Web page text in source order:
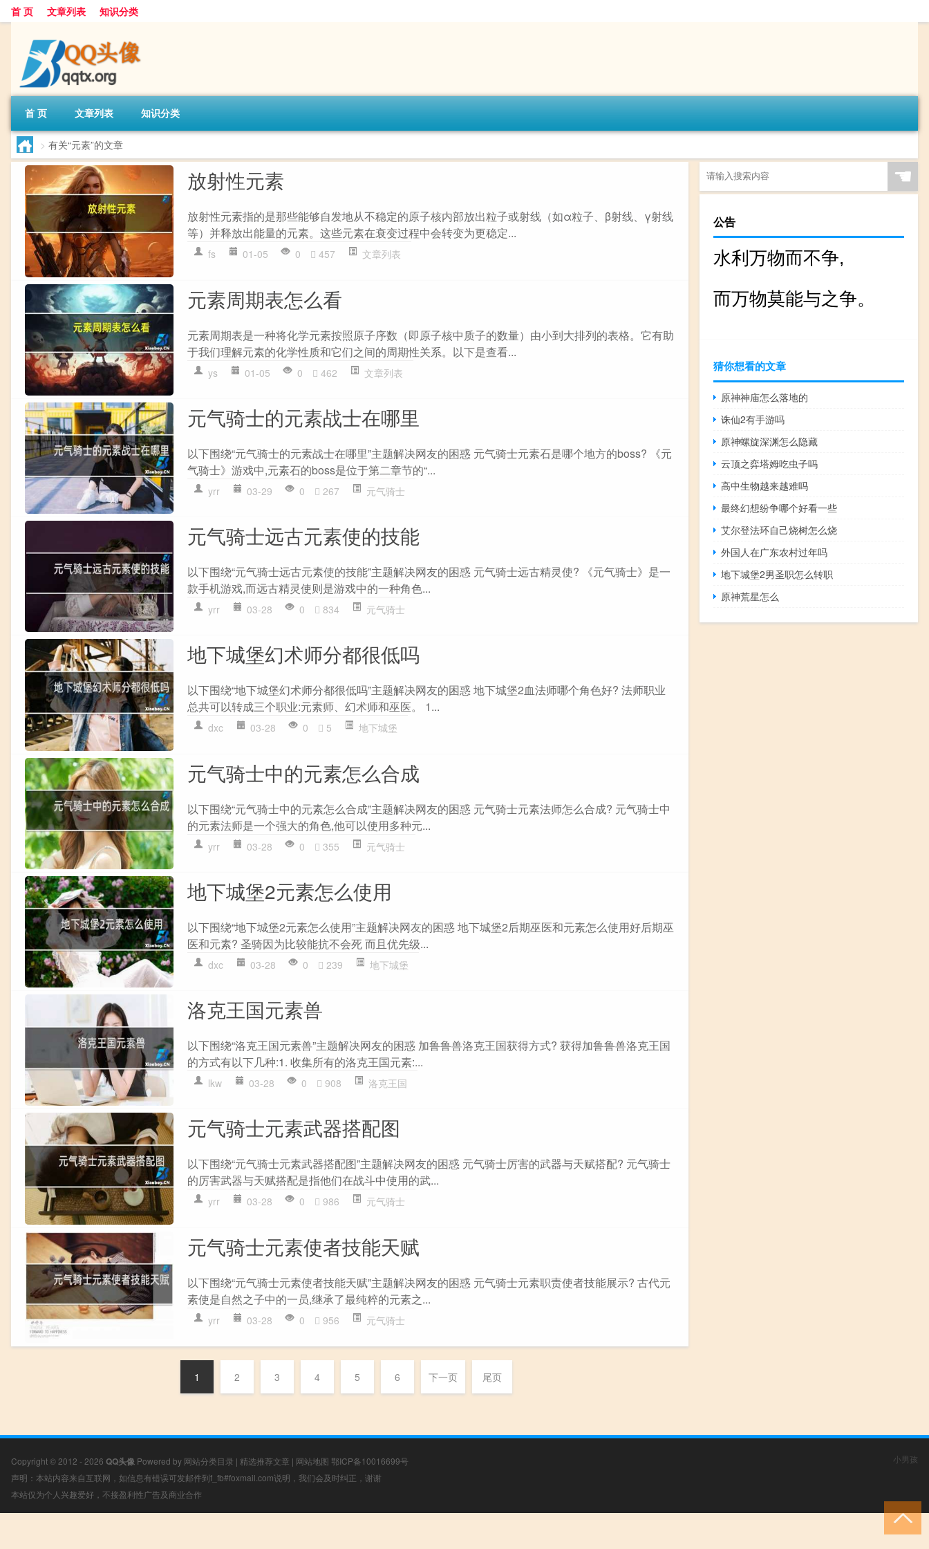
首 页 文章列表 知识分类
首 页 文章列表 知识分类
> 有关“元素”的文章
放射性元素
放射性元素指的是那些能够自发地从不稳定的原子核内部放出粒子或射线（如α粒子、β射线、γ射线
等）并释放出能量的元素。这些元素在衰变过程中会转变为更稳定...
fs 01-05 0 457 文章列表
元素周期表怎么看
元素周期表是一种将化学元素按照原子序数（即原子核中质子的数量）由小到大排列的表格。它有助
于我们理解元素的化学性质和它们之间的周期性关系。以下是查看...
ys 01-05 0 462 文章列表
元气骑士的元素战士在哪里
以下围绕“元气骑士的元素战士在哪里”主题解决网友的困惑 元气骑士元素石是哪个地方的boss? 《元
气骑士》游戏中,元素石的boss是位于第二章节的“...
yrr 03-29 0 267 元气骑士
元气骑士远古元素使的技能
以下围绕“元气骑士远古元素使的技能”主题解决网友的困惑 元气骑士远古精灵使? 《元气骑士》是一
款手机游戏,而远古精灵使则是游戏中的一种角色...
yrr 03-28 0 834 元气骑士
地下城堡幻术师分都很低吗
以下围绕“地下城堡幻术师分都很低吗”主题解决网友的困惑 地下城堡2血法师哪个角色好? 法师职业
总共可以转成三个职业:元素师、幻术师和巫医。 1...
dxc 03-28 0 5 地下城堡
元气骑士中的元素怎么合成
以下围绕“元气骑士中的元素怎么合成”主题解决网友的困惑 元气骑士元素法师怎么合成? 元气骑士中
的元素法师是一个强大的角色,他可以使用多种元...
yrr 03-28 0 355 元气骑士
地下城堡2元素怎么使用
以下围绕“地下城堡2元素怎么使用”主题解决网友的困惑 地下城堡2后期巫医和元素怎么使用好后期巫
医和元素? 圣骑因为比较能抗不会死 而且优先级...
dxc 03-28 0 239 地下城堡
洛克王国元素兽
以下围绕“洛克王国元素兽”主题解决网友的困惑 加鲁鲁兽洛克王国获得方式? 获得加鲁鲁兽洛克王国
的方式有以下几种:1. 收集所有的洛克王国元素:...
lkw 03-28 0 908 洛克王国
元气骑士元素武器搭配图
以下围绕“元气骑士元素武器搭配图”主题解决网友的困惑 元气骑士厉害的武器与天赋搭配? 元气骑士
的厉害武器与天赋搭配是指他们在战斗中使用的武...
yrr 03-28 0 986 元气骑士
元气骑士元素使者技能天赋
以下围绕“元气骑士元素使者技能天赋”主题解决网友的困惑 元气骑士元素职责使者技能展示? 古代元
素使是自然之子中的一员,继承了最纯粹的元素之...
yrr 03-28 0 956 元气骑士
1 2 3 4 5 6 下一页 尾页
☚
公告
水利万物而不争,
而万物莫能与之争。
猜你想看的文章
原神神庙怎么落地的
诛仙2有手游吗
原神螺旋深渊怎么隐藏
云顶之弈塔姆吃虫子吗
高中生物越来越难吗
最终幻想纷争哪个好看一些
艾尔登法环自己烧树怎么烧
外国人在广东农村过年吗
地下城堡2男圣职怎么转职
原神荒星怎么
Copyright © 2012 - 2026 QQ头像 Powered by 网站分类目录 | 精选推荐文章 | 网站地图 鄂ICP备10016699号
声明：本站内容来自互联网，如信息有错误可发邮件到f_fb#foxmail.com说明，我们会及时纠正，谢谢
本站仅为个人兴趣爱好，不接盈利性广告及商业合作
小男孩